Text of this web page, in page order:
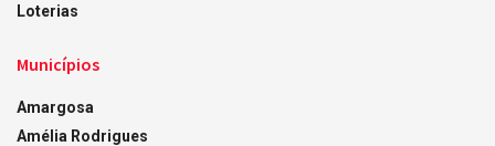
Loterias
Municípios
Amargosa
Amélia Rodrigues